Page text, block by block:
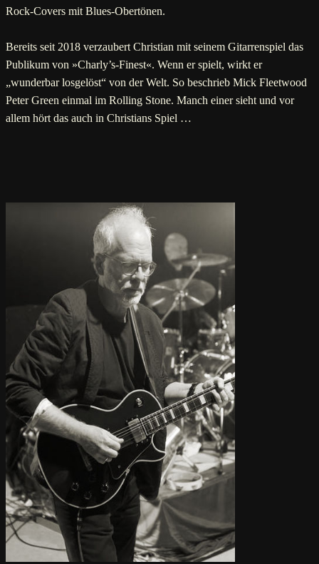
Rock-Covers mit Blues-Obertönen.
Bereits seit 2018 verzaubert Christian mit seinem Gitarrenspiel das
Publikum von »Charly’s-Finest«. Wenn er spielt, wirkt er
„wunderbar losgelöst“ von der Welt. So beschrieb Mick Fleetwood
Peter Green einmal im Rolling Stone. Manch einer sieht und vor
allem hört das auch in Christians Spiel …